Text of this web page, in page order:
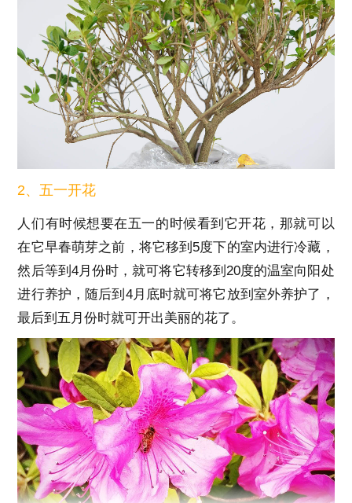
2、五一开花
人们有时候想要在五一的时候看到它开花，那就可以
在它早春萌芽之前，将它移到5度下的室内进行冷藏，
然后等到4月份时，就可将它转移到20度的温室向阳处
进行养护，随后到4月底时就可将它放到室外养护了，
最后到五月份时就可开出美丽的花了。